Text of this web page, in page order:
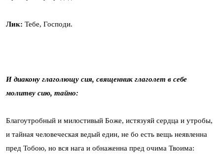
Лик: Тебе, Господи.
И диакону глаголющу сия, священник глаголет в себе
молитву сию, тайно:
Благоутробный и милостивый Боже, истязуяй сердца и утробы,
и тайная человеческая ведый един, не бо есть вещь неявленна
пред Тобою, но вся нага и обнаженна пред очима Твоима: